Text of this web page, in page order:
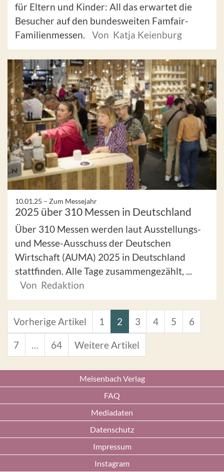
für Eltern und Kinder: All das erwartet die
Besucher auf den bundesweiten Famfair-
Familienmessen.
Von Katja Keienburg
10.01.25 – Zum Messejahr
2025 über 310 Messen in Deutschland
Über 310 Messen werden laut Ausstellungs-
und Messe-Ausschuss der Deutschen
Wirtschaft (AUMA) 2025 in Deutschland
stattfinden. Alle Tage zusammengezählt, ...
Von Redaktion
Vorherige Artikel 1 2 3 4 5 6
7 … 64 Weitere Artikel
Meisenbach Verlag
FAQ
Mediadaten
Datenschutz
Impressum
Instagram